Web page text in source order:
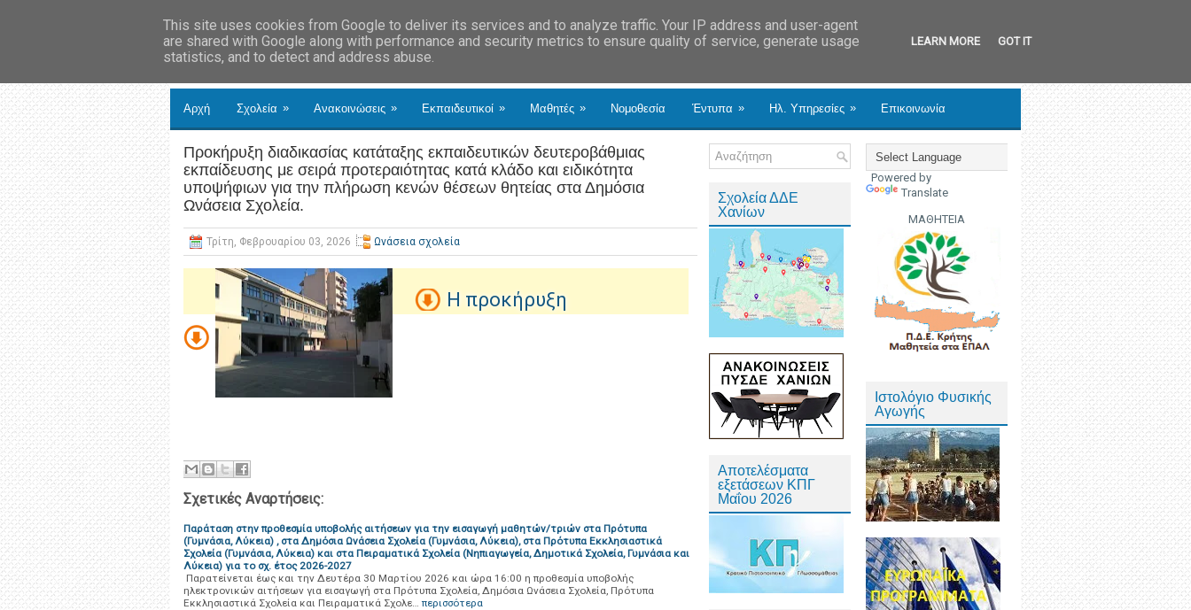
Αρχή Σχολεία » Ανακοινώσεις » Εκπαιδευτικοί » Μαθητές » Νομοθεσία Έντυπα » Ηλ. Υπηρεσίες » Επικοινωνία
Προκήρυξη διαδικασίας κατάταξης εκπαιδευτικών δευτεροβάθμιας
εκπαίδευσης με σειρά προτεραιότητας κατά κλάδο και ειδικότητα
υποψήφιων για την πλήρωση κενών θέσεων θητείας στα Δημόσια
Ωνάσεια Σχολεία.
Τρίτη, Φεβρουαρίου 03, 2026 Ωνάσεια σχολεία
Η προκήρυξη
Σχετικές Αναρτήσεις:
Παράταση στην προθεσμία υποβολής αιτήσεων για την εισαγωγή μαθητών/τριών στα Πρότυπα
(Γυμνάσια, Λύκεια) , στα Δημόσια Ωνάσεια Σχολεία (Γυμνάσια, Λύκεια), στα Πρότυπα Εκκλησιαστικά
Σχολεία (Γυμνάσια, Λύκεια) και στα Πειραματικά Σχολεία (Νηπιαγωγεία, Δημοτικά Σχολεία, Γυμνάσια και
Λύκεια) για το σχ. έτος 2026-2027
Παρατείνεται έως και την Δευτέρα 30 Μαρτίου 2026 και ώρα 16:00 η προθεσμία υποβολής
ηλεκτρονικών αιτήσεων για εισαγωγή στα Πρότυπα Σχολεία, Δημόσια Ωνάσεια Σχολεία, Πρότυπα
Εκκλησιαστικά Σχολεία και Πειραματικά Σχολε… περισσότερα
Σχολεία ΔΔΕ
Χανίων
Αποτελέσματα
εξετάσεων ΚΠΓ
Μαΐου 2026
Powered by
Translate
ΜΑΘΗΤΕΙΑ
Ιστολόγιο Φυσικής
Αγωγής
This site uses cookies from Google to deliver its services and to analyze traffic. Your IP address and user-agent
are shared with Google along with performance and security metrics to ensure quality of service, generate usage
statistics, and to detect and address abuse.
LEARN MORE GOT IT